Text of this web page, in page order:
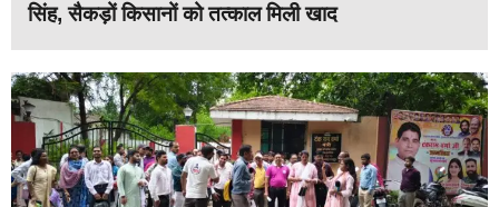
सिंह, सैकड़ों किसानों को तत्काल मिली खाद